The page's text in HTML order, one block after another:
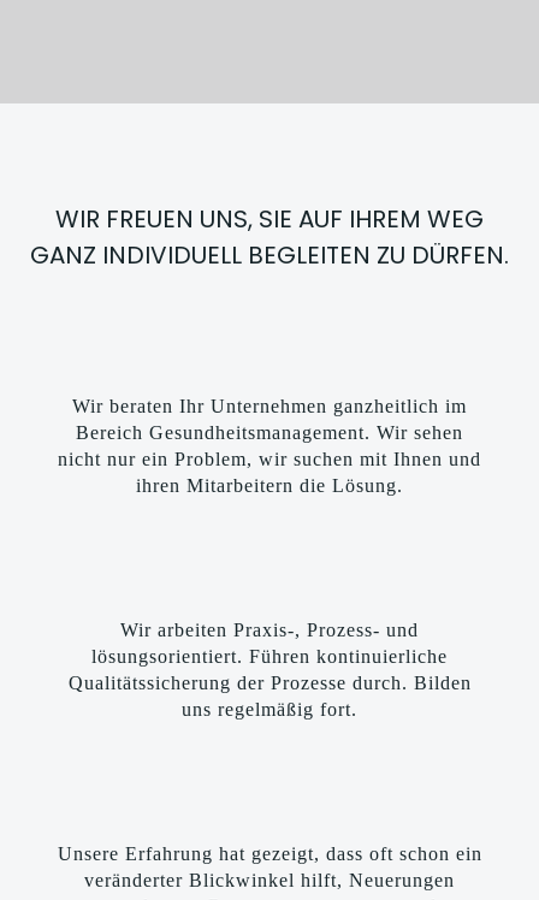
WIR FREUEN UNS, SIE AUF IHREM WEG
GANZ INDIVIDUELL BEGLEITEN ZU DÜRFEN.
Wir beraten Ihr Unternehmen ganzheitlich im
Bereich Gesundheitsmanagement. Wir sehen
nicht nur ein Problem, wir suchen mit Ihnen und
ihren Mitarbeitern die Lösung.
Wir arbeiten Praxis-, Prozess- und
lösungsorientiert. Führen kontinuierliche
Qualitätssicherung der Prozesse durch. Bilden
uns regelmäßig fort.
Unsere Erfahrung hat gezeigt, dass oft schon ein
veränderter Blickwinkel hilft, Neuerungen